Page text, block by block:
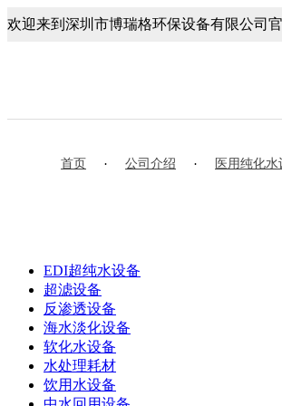
欢迎来到深圳市博瑞格环保设备有限公司官
首页 · 公司介绍 · 医用纯化水
EDI超纯水设备
超滤设备
反渗透设备
海水淡化设备
软化水设备
水处理耗材
饮用水设备